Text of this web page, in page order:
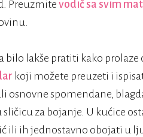
Preuzmite vodič sa svim
bilo lakše pratiti kako prolaze
koji možete preuzeti i
osnovne spomendane,
za bojanje. U kućice
ili ih jednostavno obojati u